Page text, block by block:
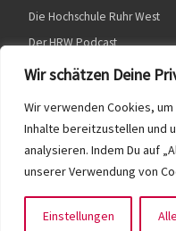
Wir schätzen Deine
Wir verwenden Cookies,
Inhalte bereitzustellen und
analysieren. Indem Du auf
unserer Verwendung von
Einstellungen
Die Hochschule Ruhr West
Der HRW Podcast
© 2026HRW
Präsentiert vonWP –